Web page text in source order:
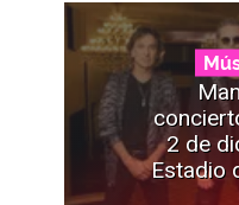
2 de
Estadio